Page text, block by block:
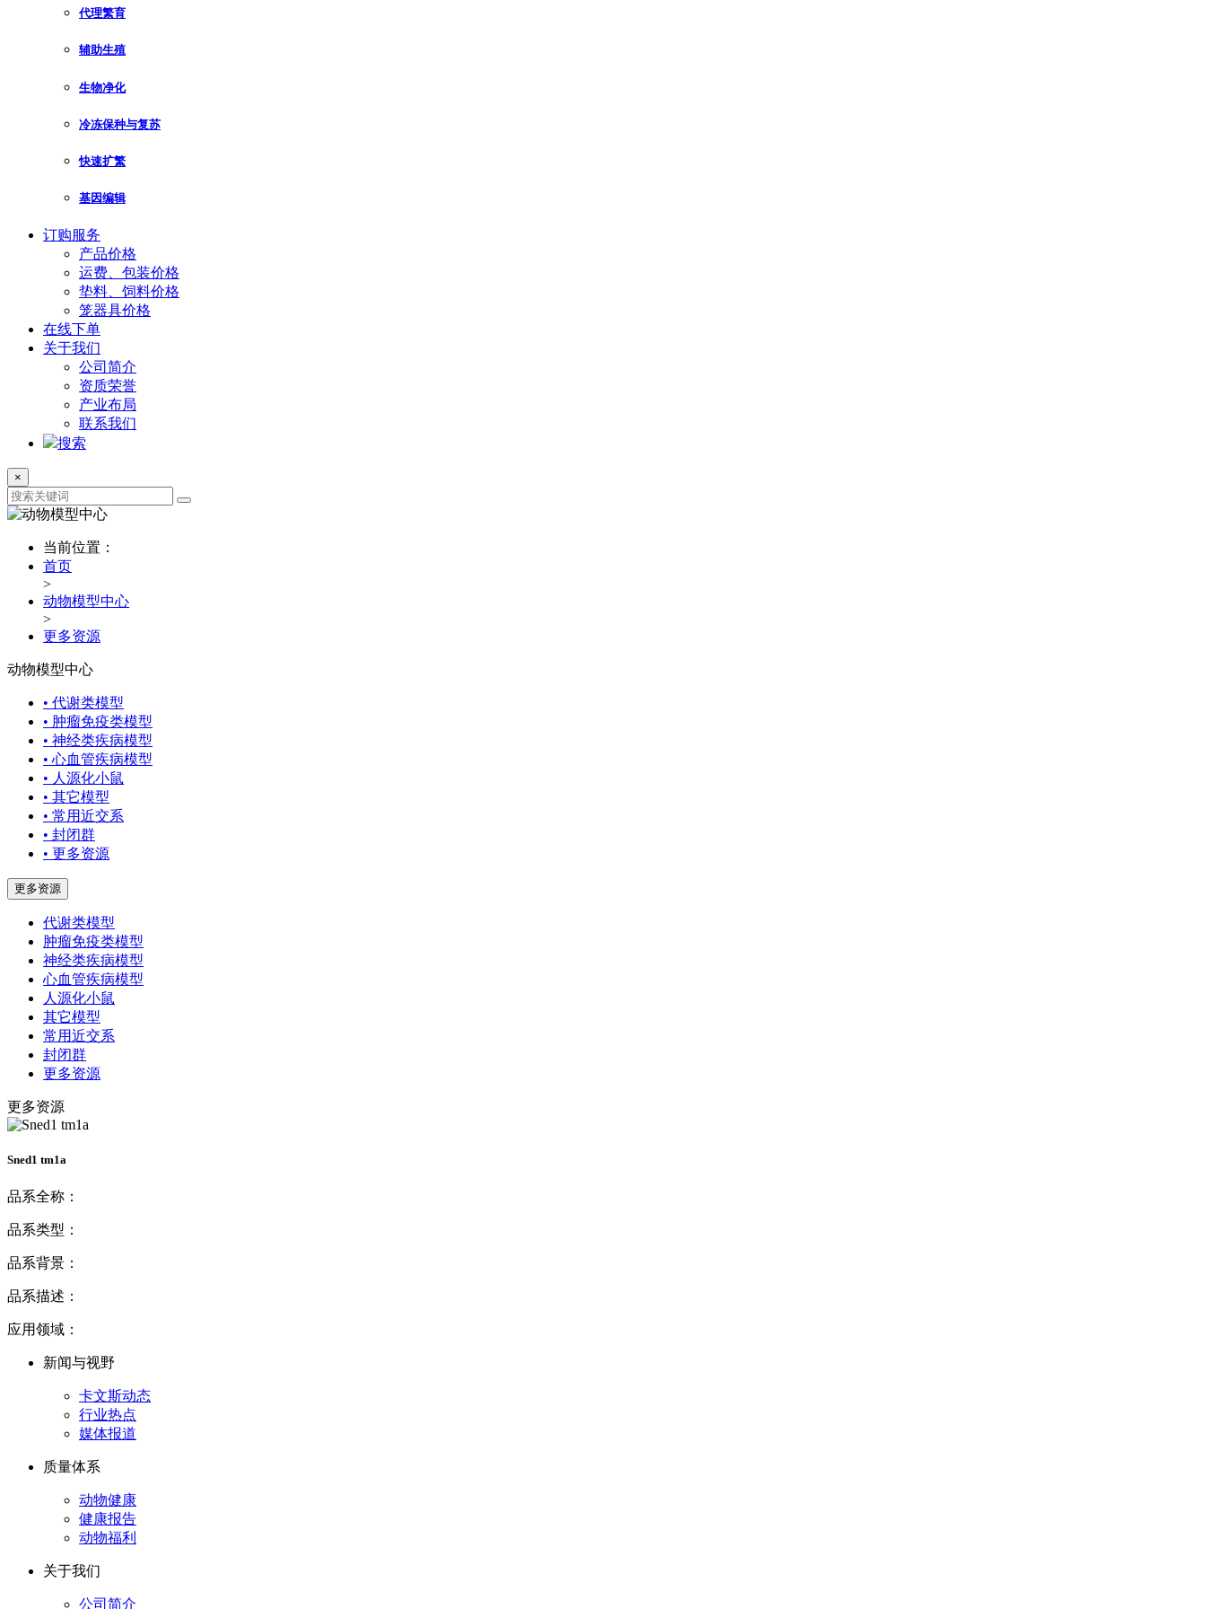
代理繁育
辅助生殖
生物净化
冷冻保种与复苏
快速扩繁
基因编辑
订购服务
产品价格
运费、包装价格
垫料、饲料价格
笼器具价格
在线下单
关于我们
公司简介
资质荣誉
产业布局
联系我们
搜索
×
当前位置：
首页
>
动物模型中心
>
更多资源
动物模型中心
• 代谢类模型
• 肿瘤免疫类模型
• 神经类疾病模型
• 心血管疾病模型
• 人源化小鼠
• 其它模型
• 常用近交系
• 封闭群
• 更多资源
更多资源
代谢类模型
肿瘤免疫类模型
神经类疾病模型
心血管疾病模型
人源化小鼠
其它模型
常用近交系
封闭群
更多资源
更多资源
Sned1 tm1a
品系全称：
品系类型：
品系背景：
品系描述：
应用领域：
新闻与视野
卡文斯动态
行业热点
媒体报道
质量体系
动物健康
健康报告
动物福利
关于我们
公司简介